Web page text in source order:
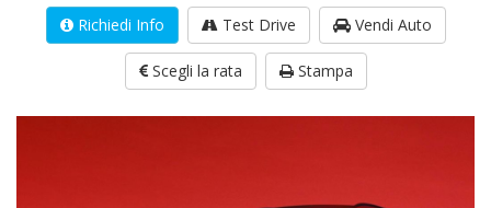
Richiedi Info Test Drive Vendi Auto
Scegli la rata Stampa